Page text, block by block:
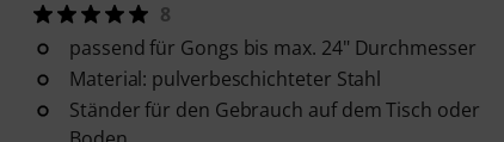
8
passend für Gongs bis max. 24" Durchmesser
Material: pulverbeschichteter Stahl
Ständer für den Gebrauch auf dem Tisch oder